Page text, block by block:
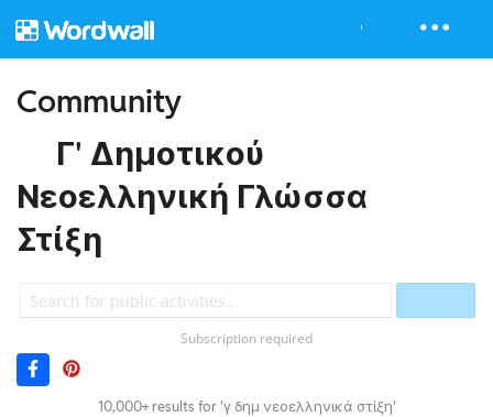
Community
Γ' Δημοτικού
Νεοελληνική Γλώσσα
Στίξη
Subscription required
10,000+ results for 'γ δημ νεοελληνικά στίξη'